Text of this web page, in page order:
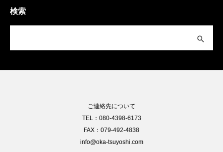
検索
ご連絡先について
TEL：080-4398-6173
FAX：079-492-4838
info@oka-tsuyoshi.com